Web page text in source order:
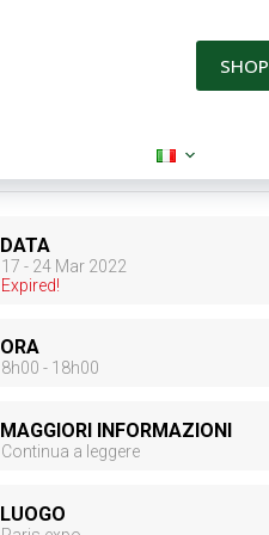
SHOP
DATA
17 - 24 Mar 2022
Expired!
ORA
8h00 - 18h00
MAGGIORI INFORMAZIONI
Continua a leggere
LUOGO